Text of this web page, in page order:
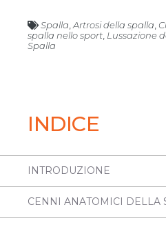
Spalla Artrosi della spalla
spalla nello sport Lussazione
Spalla
INDICE
INTRODUZIONE
CENNI ANATOMICI DELLA